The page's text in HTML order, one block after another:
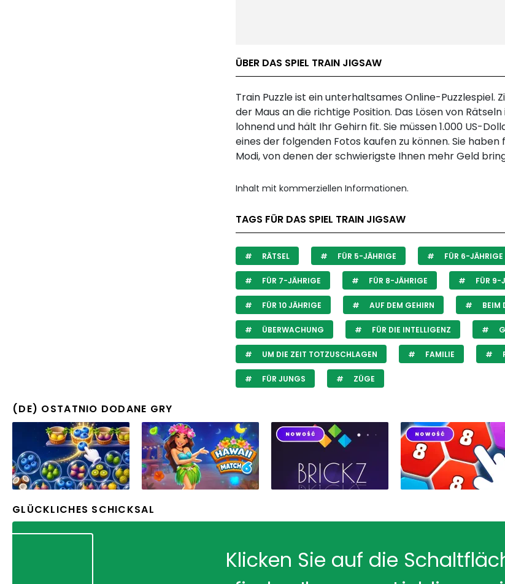
ÜBER DAS SPIEL TRAIN JIGSAW
Train Puzzle ist ein unterhaltsames Online-Puzzlespiel.
der Maus an die richtige Position. Das Lösen von
lohnend und hält Ihr Gehirn fit. Sie müssen 1.000 US-
eines der folgenden Fotos kaufen zu können. Sie haben
Modi, von denen der schwierigste Ihnen mehr Geld
Inhalt mit kommerziellen Informationen.
TAGS FÜR DAS SPIEL TRAIN JIGSAW
RÄTSEL FÜR 5-JÄHRIGE FÜR 6-JÄHRIGE
FÜR 7-JÄHRIGE FÜR 8-JÄHRIGE FÜR 9-
FÜR 10 JÄHRIGE AUF DEM GEHIRN BEIM
ÜBERWACHUNG FÜR DIE INTELLIGENZ
UM DIE ZEIT TOTZUSCHLAGEN FAMILIE
FÜR JUNGS ZÜGE
(DE) OSTATNIO DODANE GRY
GLÜCKLICHES SCHICKSAL
Klicken Sie auf die